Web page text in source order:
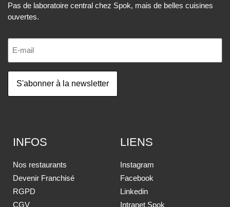
Pas de laboratoire central chez Spok, mais de belles cuisines
ouvertes.
INFOS
Nos restaurants
Devenir Franchisé
RGPD
CGV
LIENS
Instagram
Facebook
Linkedin
Intranet Spok